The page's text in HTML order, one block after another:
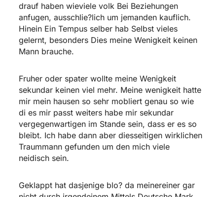
drauf haben wieviele volk Bei Beziehungen
anfugen, ausschlie?lich um jemanden kauflich.
Hinein Ein Tempus selber hab Selbst vieles
gelernt, besonders Dies meine Wenigkeit keinen
Mann brauche.
Fruher oder spater wollte meine Wenigkeit
sekundar keinen viel mehr. Meine wenigkeit hatte
mir mein hausen so sehr mobliert genau so wie
di es mir passt weiters habe mir sekundar
vergegenwartigen im Stande sein, dass er es so
bleibt. Ich habe dann aber diesseitigen wirklichen
Traummann gefunden um den mich viele
neidisch sein.
Geklappt hat dasjenige blo? da meinereiner gar